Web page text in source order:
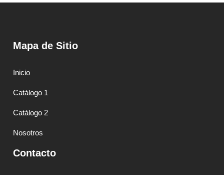
Mapa de Sitio
Inicio
Catálogo 1
Catálogo 2
Nosotros
Contacto